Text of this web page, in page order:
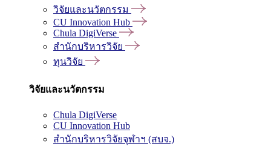
วิจัยและนวัตกรรม
CU Innovation Hub
Chula DigiVerse
สำนักบริหารวิจัย
ทุนวิจัย
วิจัยและนวัตกรรม
Chula DigiVerse
CU Innovation Hub
สำนักบริหารวิจัยจุฬาฯ (สบจ.)